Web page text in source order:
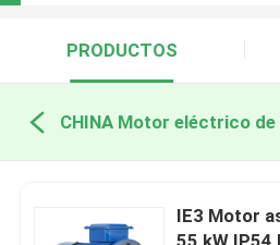
PRODUCTOS
CHINA Motor eléctrico
IE3 Motor
55 kW IP54